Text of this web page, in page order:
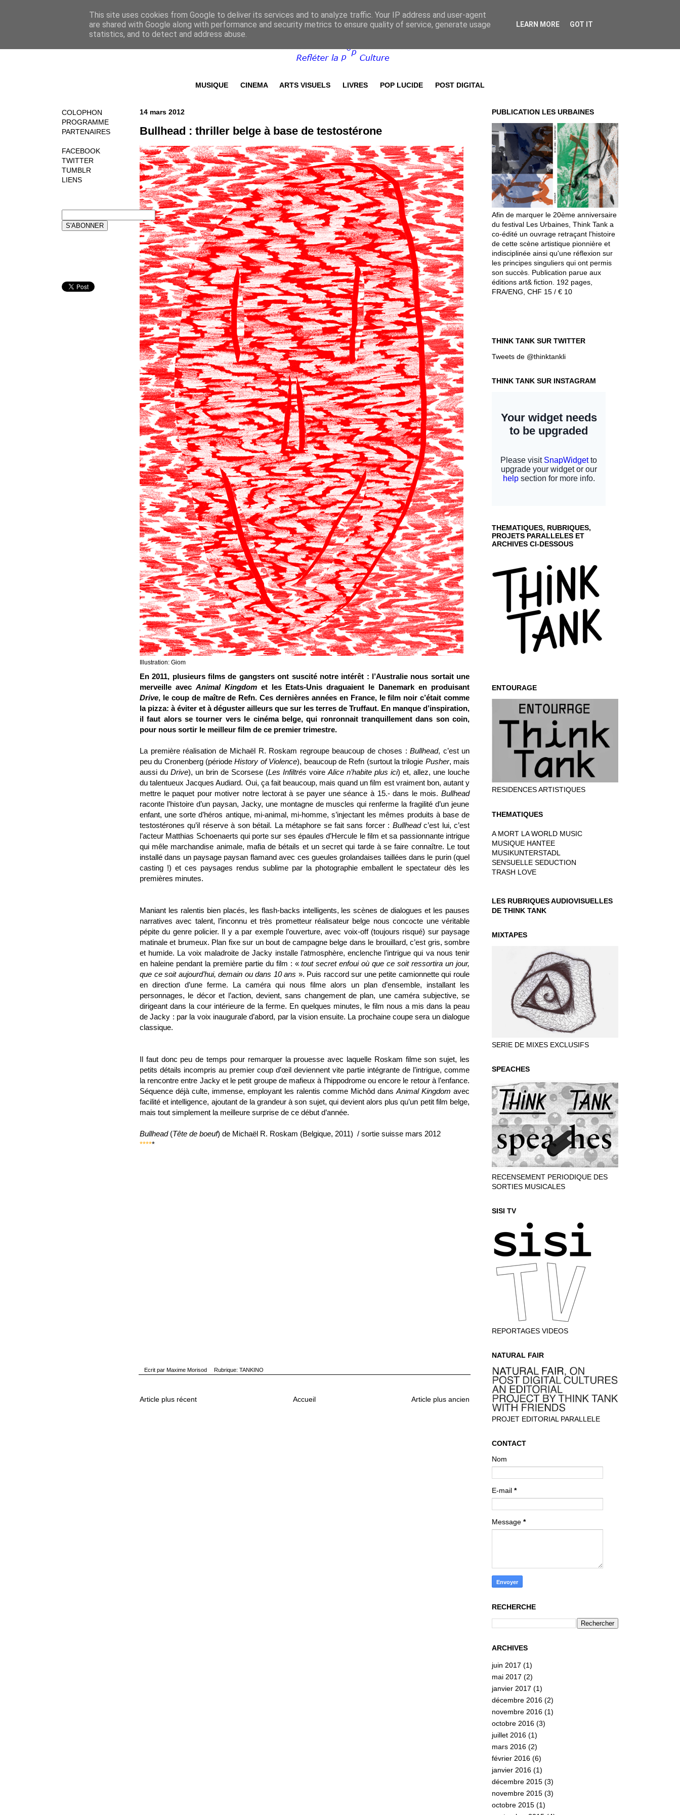
MUSIQUE CINEMA ARTS VISUELS LIVRES POP LUCIDE POST DIGITAL
14 mars 2012
Bullhead : thriller belge à base de testostérone
Illustration: Giom
En 2011, plusieurs films de gangsters ont suscité notre intérêt : l’Australie nous sortait une
merveille avec Animal Kingdomet les Etats-Unis draguaient le Danemark en produisant
Drive, le coup de maître de Refn. Ces dernières années en France, le film noir c’était comme
la pizza: à éviter et à déguster ailleurs que sur les terres de Truffaut. En manque d’inspiration,
il faut alors se tourner vers le cinéma belge, qui ronronnait tranquillement dans son coin,
pour nous sortir le meilleur film de ce premier trimestre.
La première réalisation de Michaël R. Roskam regroupe beaucoup de choses : Bullhead, c’est un
peu du Cronenberg (périodeHistory of Violence), beaucoup de Refn (surtout la trilogie Pusher, mais
aussi du Drive), un brin de Scorsese (Les Infiltrés voire Alice n’habite plus ici) et, allez, une louche
du talentueux Jacques Audiard. Oui, ça fait beaucoup, mais quand un film est vraiment bon, autant y
mettre le paquet pour motiver notre lectorat à se payer une séance à 15.- dans le mois. Bullhead
raconte l’histoire d’un paysan, Jacky, une montagne de muscles qui renferme la fragilité d’un jeune
enfant, une sorte d’héros antique, mi-animal, mi-homme, s’injectant les mêmes produits à base de
testostérones qu’il réserve à son bétail. La métaphore se fait sans forcer : Bullheadc’est lui, c’est
l’acteur Matthias Schoenaerts qui porte sur ses épaules d’Hercule le film et sa passionnante intrigue
qui mêle marchandise animale, mafia de bétails et un secret qui tarde à se faire connaître. Le tout
installé dans un paysage paysan flamand avec ces gueules grolandaises taillées dans le purin (quel
casting !) et ces paysages rendus sublime par la photographie emballent le spectateur dès les
premières minutes.
Maniant les ralentis bien placés, les flash-backs intelligents, les scènes de dialogues et les pauses
narratives avec talent, l’inconnu et très prometteur réalisateur belge nous concocte une véritable
pépite du genre policier. Il y a par exemple l’ouverture, avec voix-off (toujours risqué) sur paysage
matinale et brumeux. Plan fixe sur un bout de campagne belge dans le brouillard, c’est gris, sombre
et humide. La voix maladroite de Jacky installe l’atmosphère, enclenche l’intrigue qui va nous tenir
en haleine pendant la première partie du film : «tout secret enfoui où que ce soit ressortira un jour,
que ce soit aujourd’hui, demain ou dans 10 ans ». Puis raccord sur une petite camionnette qui roule
en direction d’une ferme. La caméra qui nous filme alors un plan d’ensemble, installant les
personnages, le décor et l’action, devient, sans changement de plan, une caméra subjective, se
dirigeant dans la cour intérieure de la ferme. En quelques minutes, le film nous a mis dans la peau
de Jacky : par la voix inaugurale d’abord, par la vision ensuite. La prochaine coupe sera un dialogue
classique.
Il faut donc peu de temps pour remarquer la prouesse avec laquelle Roskam filme son sujet, les
petits détails incompris au premier coup d’œil deviennent vite partie intégrante de l’intrigue, comme
la rencontre entre Jacky et le petit groupe de mafieux à l’hippodrome ou encore le retour à l’enfance.
Séquence déjà culte, immense, employant les ralentis comme Michôd dans Animal Kingdom avec
facilité et intelligence, ajoutant de la grandeur à son sujet, qui devient alors plus qu’un petit film belge,
mais tout simplement la meilleure surprise de ce début d’année.
Bullhead(Tête de boeuf) de Michaël R. Roskam (Belgique, 2011) / sortie suisse mars 2012
*****
Ecrit parMaxime Morisod Rubrique:TANKINO
Article plus récent Article plus ancien
Accueil
COLOPHON
PROGRAMME
PARTENAIRES
FACEBOOK
TWITTER
TUMBLR
LIENS
PUBLICATION LES URBAINES
Afin de marquer le 20ème anniversaire
du festival Les Urbaines, Think Tank a
co-édité un ouvrage retraçant l'histoire
de cette scène artistique pionnière et
indisciplinée ainsi qu'une réflexion sur
les principes singuliers qui ont permis
son succès. Publication parue aux
éditions art& fiction. 192 pages,
FRA/ENG, CHF 15 / € 10
THINK TANK SUR TWITTER
Tweets de @thinktankli
THINK TANK SUR INSTAGRAM
THEMATIQUES, RUBRIQUES,
PROJETS PARALLELES ET
ARCHIVES CI-DESSOUS
ENTOURAGE
RESIDENCES ARTISTIQUES
THEMATIQUES
A MORT LA WORLD MUSIC
MUSIQUE HANTEE
MUSIKUNTERSTADL
SENSUELLE SEDUCTION
TRASH LOVE
LES RUBRIQUES AUDIOVISUELLES
DE THINK TANK
MIXTAPES
SERIE DE MIXES EXCLUSIFS
SPEACHES
RECENSEMENT PERIODIQUE DES
SORTIES MUSICALES
SISI TV
REPORTAGES VIDEOS
NATURAL FAIR
PROJET EDITORIAL PARALLELE
CONTACT
Nom
E-mail *
Message *
RECHERCHE
ARCHIVES
juin 2017 (1)
mai 2017 (2)
janvier 2017 (1)
décembre 2016 (2)
novembre 2016 (1)
octobre 2016 (3)
juillet 2016 (1)
mars 2016 (2)
février 2016 (6)
janvier 2016 (1)
décembre 2015 (3)
novembre 2015 (3)
octobre 2015 (1)
This site uses cookies from Google to deliver its services and to analyze traffic. Your IP address and user-agent
are shared with Google along with performance and security metrics to ensure quality of service, generate usage
statistics, and to detect and address abuse.
LEARN MORE GOT IT